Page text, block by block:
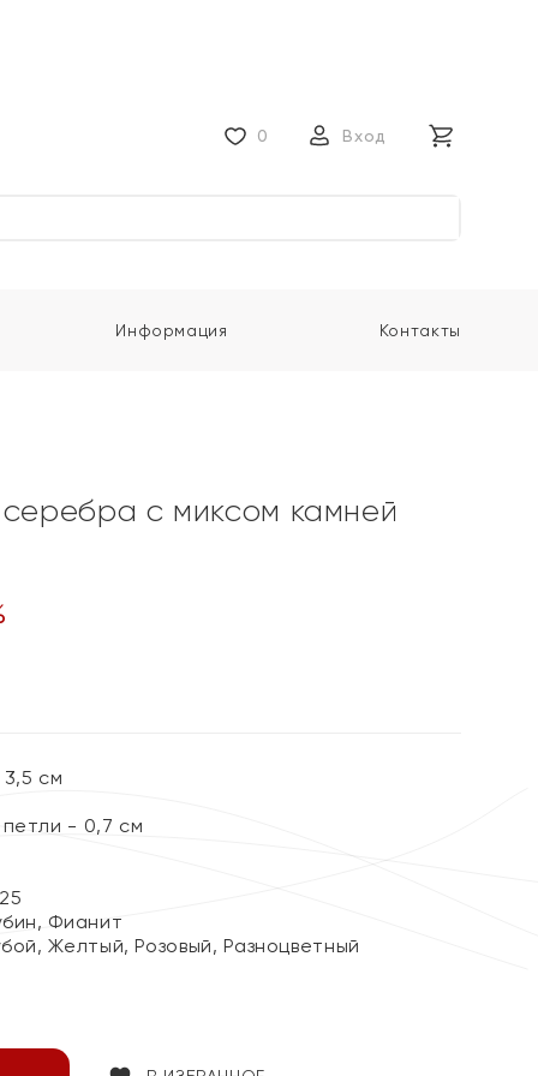
0 Вход
Информация Контакты
с миксом камней
см
- 0,7 см
Фианит
Желтый, Розовый, Разноцветный